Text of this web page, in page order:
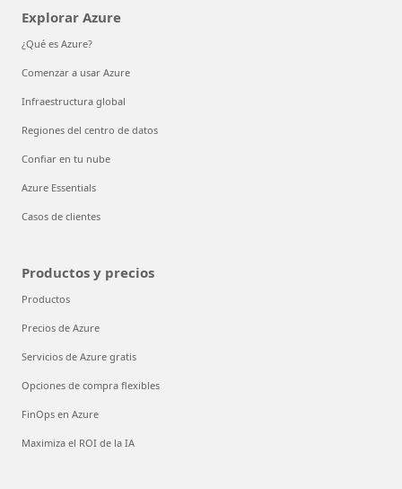
Explorar Azure
¿Qué es Azure?
Comenzar a usar Azure
Infraestructura global
Regiones del centro de datos
Confiar en tu nube
Azure Essentials
Casos de clientes
Productos y precios
Productos
Precios de Azure
Servicios de Azure gratis
Opciones de compra flexibles
FinOps en Azure
Maximiza el ROI de la IA